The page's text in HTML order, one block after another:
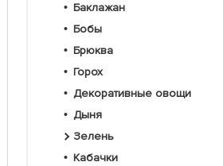
Баклажан
Бобы
Брюква
Горох
Декоративные овощи
Дыня
Зелень
Кабачки